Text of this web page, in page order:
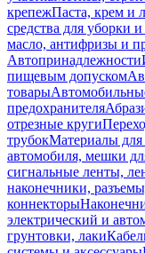
крепежПаста, крем и
средства для уборки
масло, антифризы и
Автопринадлежности
пищевым допуском
товары
предохранителя
отрезные круги
трубокМатериалы для
автомобиля, мешки
сигнальные ленты,
наконечники,
коннекторы
электрический и
грунтовки, лаки